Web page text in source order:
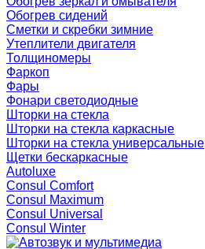
Обогрев сидений
Сметки и скребки зимние
Утеплители двигателя
Толщиномеры
Фаркоп
Фары
Фонари светодиодные
Шторки на стекла
Шторки на стекла каркасные
Шторки на стекла универсальные
Щетки бескаркасные
Autoluxe
Consul Comfort
Consul Maximum
Consul Universal
Consul Winter